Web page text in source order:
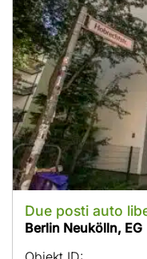
Due posti auto
Berlin Neukölln, EG